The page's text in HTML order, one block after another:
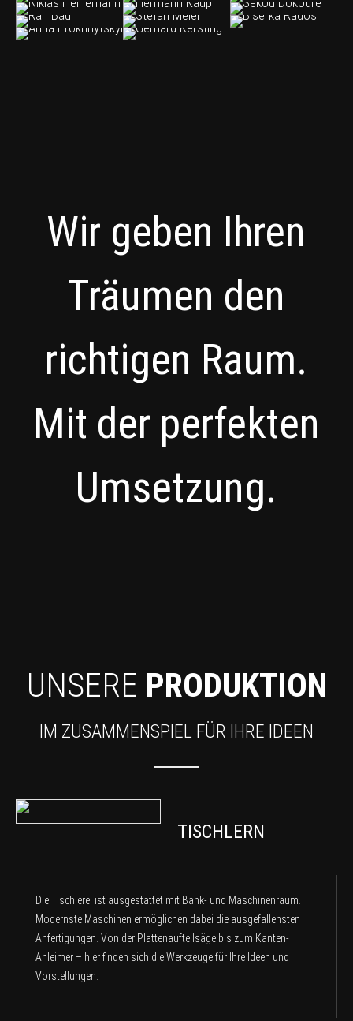
Wir geben Ihren
Träumen den
richtigen Raum.
Mit der perfekten
Umsetzung.
UNSERE PRODUKTION
IM ZUSAMMENSPIEL FÜR IHRE IDEEN
TISCHLERN
Die Tischlerei ist ausgestattet mit Bank- und Maschinenraum.
Modernste Maschinen ermöglichen dabei die ausgefallensten
Anfertigungen. Von der Plattenaufteilsäge bis zum Kanten-
Anleimer – hier finden sich die Werkzeuge für Ihre Ideen und
Vorstellungen.